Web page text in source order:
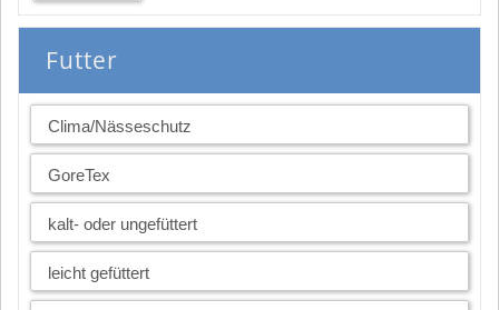
Futter
Clima/Nässeschutz
GoreTex
kalt- oder ungefüttert
leicht gefüttert